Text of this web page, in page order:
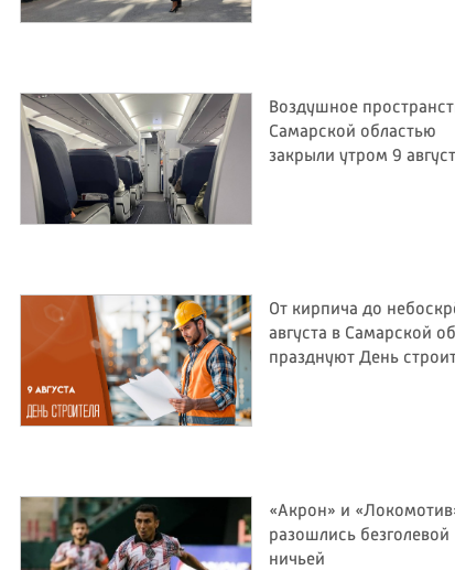
Воздушное
Самарской областью
закрыли утром 9
От кирпича до
августа в Самарской
празднуют День
«Акрон» и
разошлись безголевой
ничьей